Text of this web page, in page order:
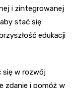
i zintegrowanej
stać się
edukacji
się w rozwój
zdanie i pomóż w